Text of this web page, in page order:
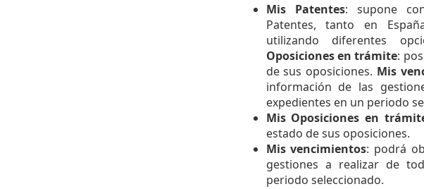
Mis Patentes: supone
Patentes, tanto en
utilizando diferentes
Oposiciones en trámite:
de sus oposiciones. Mis
información de las
expedientes en un periodo
Mis Oposiciones en
estado de sus oposiciones.
Mis vencimientos: podrá
gestiones a realizar de
periodo seleccionado.